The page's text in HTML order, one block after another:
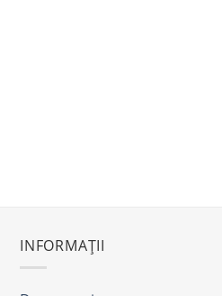
INFORMAȚII